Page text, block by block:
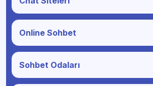
Online Sohbet
Sohbet Odaları